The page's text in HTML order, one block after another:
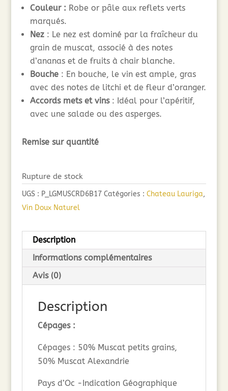
Couleur : Robe or pâle aux reflets verts
marqués.
Nez: Le nez est dominé par la fraîcheur du
grain de muscat, associé à des notes
d’ananas et de fruits à chair blanche.
Bouche: En bouche, le vin est ample, gras
avec des notes de litchi et de fleur d’oranger.
Accords mets et vins: Idéal pour l’apéritif,
avec une salade ou des asperges.
Remise sur quantité
Rupture de stock
UGS : P_LGMUSCRD6B17 Catégories : Chateau Lauriga,
Vin Doux Naturel
Description
Informations complémentaires
Avis (0)
Description
Cépages :
Cépages : 50% Muscat petits grains,
50% Muscat Alexandrie
Pays d’Oc -Indication Géographique